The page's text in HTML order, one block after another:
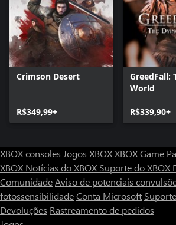
Crimson Desert
R$349,99+
GreedFall:
World
R$339,90+
XBOX consoles Jogos XBOXXBOX Game
XBOX Notícias do XBOX Suporte do XBOX
ComunidadeAviso de potenciais
fotossensibilidadeConta Microsoft
Devoluções Rastreamento de pedidos